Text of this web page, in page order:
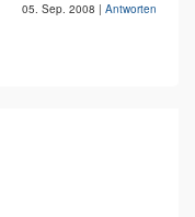
05. Sep. 2008 | Antworten